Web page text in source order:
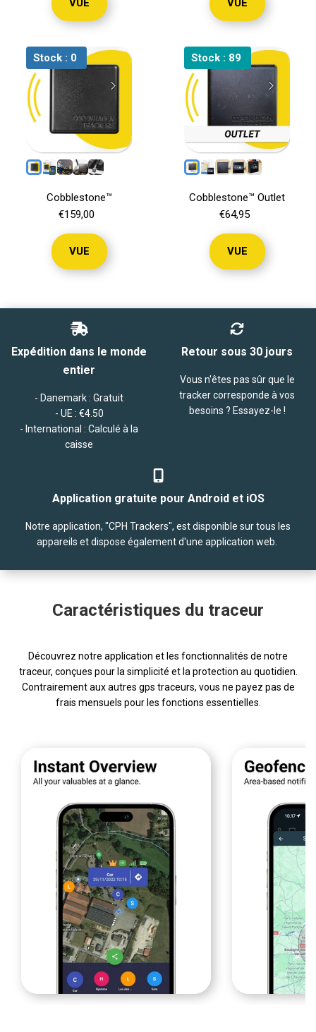
VUE VUE
Stock : 0
Cobblestone™
€159,00
VUE
Stock : 89
Cobblestone™ Outlet
€64,95
VUE
Expédition dans le monde
entier
- Danemark : Gratuit
- UE : €4.50
- International : Calculé à la
caisse
Retour sous 30 jours
Vous n'êtes pas sûr que le
tracker corresponde à vos
besoins ? Essayez-le !
Application gratuite pour Android et iOS
Notre application, "CPH Trackers", est disponible sur tous les
appareils et dispose également d'une application web.
Caractéristiques du traceur
Découvrez notre application et les fonctionnalités de notre
traceur, conçues pour la simplicité et la protection au quotidien.
Contrairement aux autres gps traceurs, vous ne payez pas de
frais mensuels pour les fonctions essentielles.